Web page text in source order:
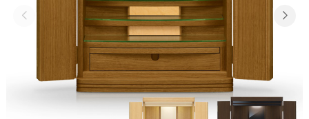
村上クラフトの仏壇